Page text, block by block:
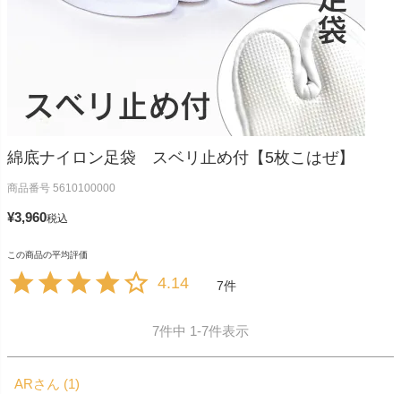
綿底ナイロン足袋 スベリ止め付【5枚こはぜ】
商品番号 5610100000
¥3,960税込
4.14 7
7件中 1-7件表示
AR 1